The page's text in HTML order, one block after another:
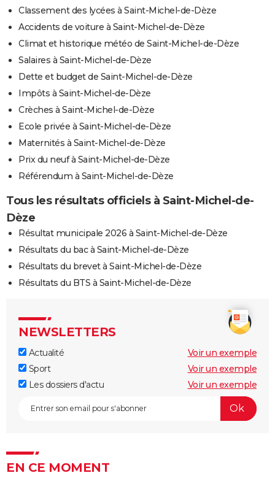
Classement des lycées à Saint-Michel-de-Dèze
Accidents de voiture à Saint-Michel-de-Dèze
Climat et historique météo de Saint-Michel-de-Dèze
Salaires à Saint-Michel-de-Dèze
Dette et budget de Saint-Michel-de-Dèze
Impôts à Saint-Michel-de-Dèze
Crèches à Saint-Michel-de-Dèze
Ecole privée à Saint-Michel-de-Dèze
Maternités à Saint-Michel-de-Dèze
Prix du neuf à Saint-Michel-de-Dèze
Référendum à Saint-Michel-de-Dèze
Tous les résultats officiels à Saint-Michel-de-
Dèze
Résultat municipale 2026 à Saint-Michel-de-Dèze
Résultats du bac à Saint-Michel-de-Dèze
Résultats du brevet à Saint-Michel-de-Dèze
Résultats du BTS à Saint-Michel-de-Dèze
NEWSLETTERS
Actualité
Voir un exemple
Sport
Voir un exemple
Les dossiers d'actu
Voir un exemple
EN CE MOMENT